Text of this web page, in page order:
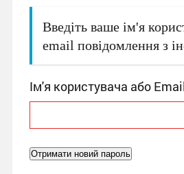
Введіть ваше ім'я
email повідомлення з
Ім'я користувача або
Отримати новий пароль